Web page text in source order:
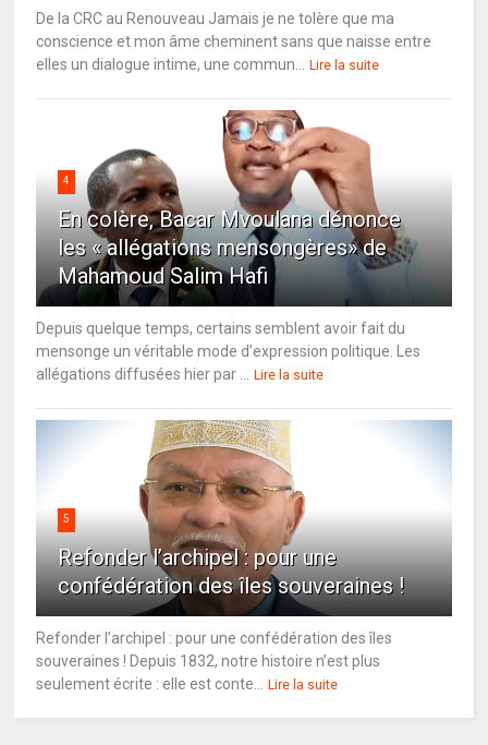
De la CRC au Renouveau Jamais je ne tolère que ma
conscience et mon âme cheminent sans que naisse entre
elles un dialogue intime, une commun...
Lire la suite
4
En colère, Bacar Mvoulana dénonce
les « allégations mensongères» de
Mahamoud Salim Hafi
Depuis quelque temps, certains semblent avoir fait du
mensonge un véritable mode d’expression politique. Les
allégations diffusées hier par ...
Lire la suite
5
Refonder l’archipel : pour une
confédération des îles souveraines !
Refonder l’archipel : pour une confédération des îles
souveraines ! Depuis 1832, notre histoire n’est plus
seulement écrite : elle est conte...
Lire la suite